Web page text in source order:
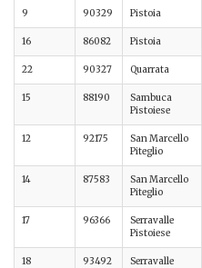
9 90329 Pistoia
16 86082 Pistoia
22 90327 Quarrata
15 88190
Sambuca
Pistoiese
12 92175
San Marcello
Piteglio
14 87583
San Marcello
Piteglio
17 96366
Serravalle
Pistoiese
18 93492
Serravalle